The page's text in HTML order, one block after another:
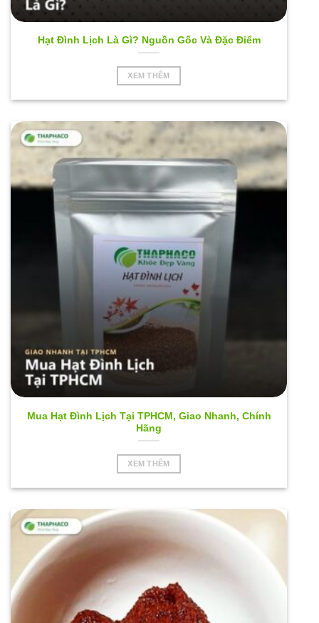
Hạt Đình Lịch Là Gì? Nguồn Gốc Và Đặc Điểm
XEM THÊM
Mua Hạt Đình Lịch Tại TPHCM, Giao Nhanh, Chính
Hãng
XEM THÊM